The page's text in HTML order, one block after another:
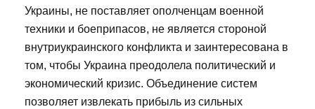
Украины, не поставляет ополченцам военной
техники и боеприпасов, не является стороной
внутриукраинского конфликта и заинтересована в
том, чтобы Украина преодолела политический и
экономический кризис. Объединение систем
позволяет извлекать прибыль из сильных